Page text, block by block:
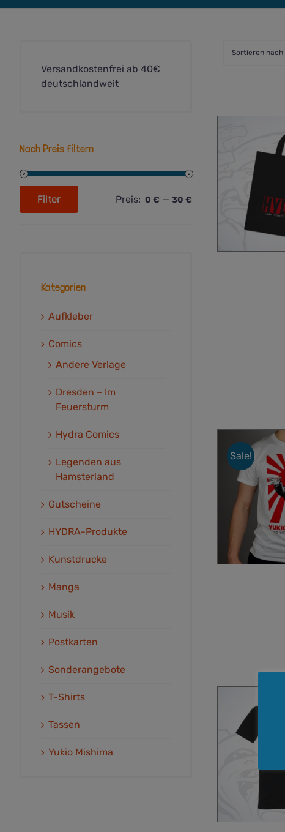
Sortieren nach
Sale!
Versandkostenfrei ab 40€
deutschlandweit
Nach Preis filtern
Max.
Filter Preis: 0 €— 30 €
Kategorien
Aufkleber
Comics
Andere Verlage
Dresden – Im
Feuersturm
Hydra Comics
Legenden aus
Hamsterland
Gutscheine
HYDRA-Produkte
Kunstdrucke
Manga
Musik
Postkarten
Sonderangebote
T-Shirts
Tassen
Yukio Mishima